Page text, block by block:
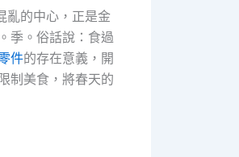
亂的中心，正是金
季。俗話說：食過
件的存在意義，開
制美食，將春天的